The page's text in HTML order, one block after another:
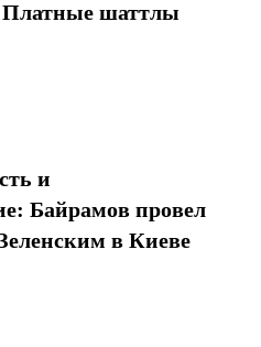
Платные шаттлы
и
Байрамов провел
в Киеве